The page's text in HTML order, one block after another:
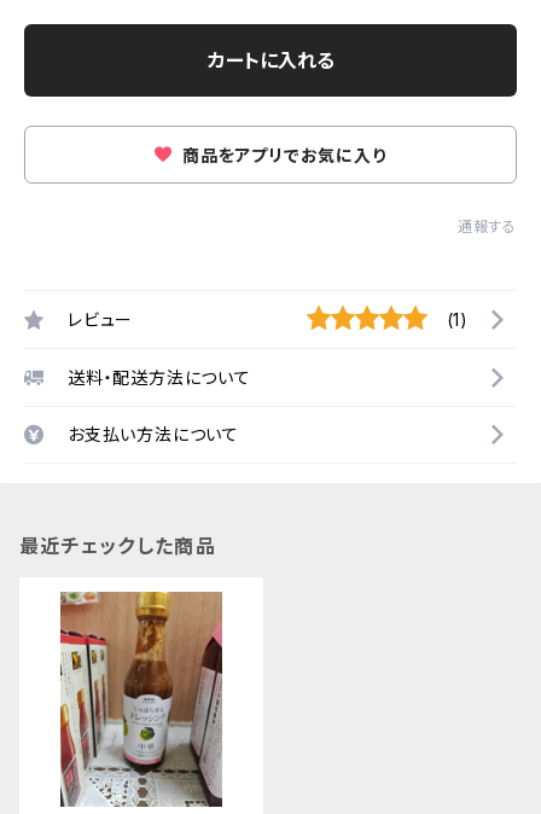
カートに入れる
商品をアプリでお気に入り
通報する
レビュー (1)
送料・配送方法について
お支払い方法について
最近チェックした商品